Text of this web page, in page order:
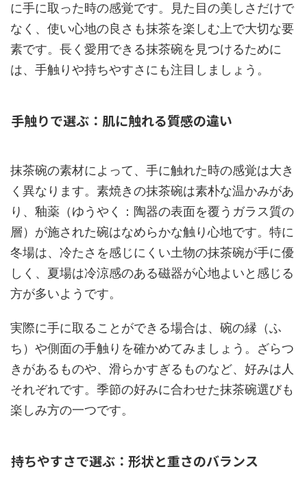
に手に取った時の感覚です。見た目の美しさだけで
なく、使い心地の良さも抹茶を楽しむ上で大切な要
素です。長く愛用できる抹茶碗を見つけるために
は、手触りや持ちやすさにも注目しましょう。
手触りで選ぶ：肌に触れる質感の違い
抹茶碗の素材によって、手に触れた時の感覚は大き
く異なります。素焼きの抹茶碗は素朴な温かみがあ
り、釉薬（ゆうやく：陶器の表面を覆うガラス質の
層）が施された碗はなめらかな触り心地です。特に
冬場は、冷たさを感じにくい土物の抹茶碗が手に優
しく、夏場は冷涼感のある磁器が心地よいと感じる
方が多いようです。
実際に手に取ることができる場合は、碗の縁（ふ
ち）や側面の手触りを確かめてみましょう。ざらつ
きがあるものや、滑らかすぎるものなど、好みは人
それぞれです。季節の好みに合わせた抹茶碗選びも
楽しみ方の一つです。
持ちやすさで選ぶ：形状と重さのバランス